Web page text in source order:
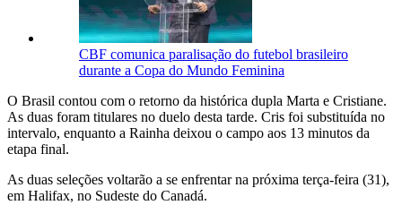
CBF comunica paralisação do futebol brasileiro
durante a Copa do Mundo Feminina
O Brasil contou com o retorno da histórica dupla Marta e Cristiane.
As duas foram titulares no duelo desta tarde. Cris foi substituída no
intervalo, enquanto a Rainha deixou o campo aos 13 minutos da
etapa final.
As duas seleções voltarão a se enfrentar na próxima terça-feira (31),
em Halifax, no Sudeste do Canadá.